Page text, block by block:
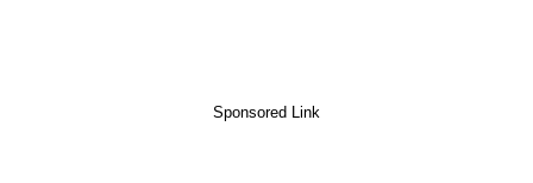
Sponsored Link